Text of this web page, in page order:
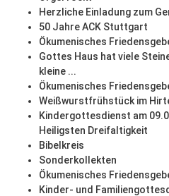
Herzliche Einladung zum
50 Jahre ACK Stuttgart
Ökumenisches
Gottes Haus hat viele
kleine ...
Ökumenisches
Weißwurstfrühstück im
Kindergottesdienst am
Heiligsten Dreifaltigkeit
Bibelkreis
Sonderkollekten
Ökumenisches
Kinder- und